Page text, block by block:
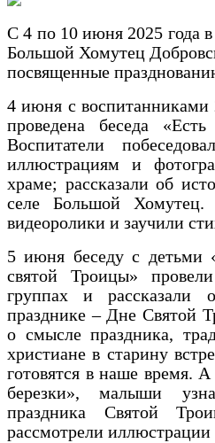
С 4 по 10 июня 2025 года
Большой Хомутец
посвященные
4 июня с воспитанниками
проведена беседа
Воспитатели
иллюстрациям и
храме; рассказали об
селе Большой Хомутец.
видеоролики и заучили
5 июня беседу с
святой Троицы»
группах и рассказали
празднике – Дне Святой
о смысле праздника,
христиане в старину
готовятся в наше время.
березки», малыши
праздника Святой
рассмотрели иллюстрации